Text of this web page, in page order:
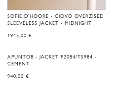
SOFIE D'HOORE - CIOVO OVERZISED
SLEEVELESS JACKET - MIDNIGHT
1945,00 €
APUNTOB - JACKET P2084/TS984 -
CEMENT
940,00 €